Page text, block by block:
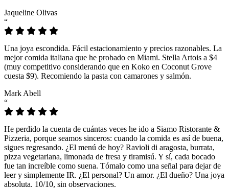
Jaqueline Olivas
“
Una joya escondida. Fácil estacionamiento y precios razonables. La
mejor comida italiana que he probado en Miami. Stella Artois a $4
(muy competitivo considerando que en Koko en Coconut Grove
cuesta $9). Recomiendo la pasta con camarones y salmón.
Mark Abell
“
He perdido la cuenta de cuántas veces he ido a Siamo Ristorante &
Pizzeria, porque seamos sinceros: cuando la comida es así de buena,
sigues regresando. ¿El menú de hoy? Ravioli di aragosta, burrata,
pizza vegetariana, limonada de fresa y tiramisú. Y sí, cada bocado
fue tan increíble como suena. Tómalo como una señal para dejar de
leer y simplemente IR. ¿El personal? Un amor. ¿El dueño? Una joya
absoluta. 10/10, sin observaciones.